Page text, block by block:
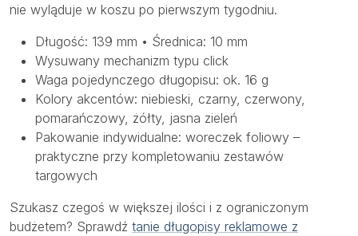
nie wyląduje w koszu po pierwszym tygodniu.
Długość: 139 mm • Średnica: 10 mm
Wysuwany mechanizm typu click
Waga pojedynczego długopisu: ok. 16 g
Kolory akcentów: niebieski, czarny, czerwony,
pomarańczowy, żółty, jasna zieleń
Pakowanie indywidualne: woreczek foliowy –
praktyczne przy kompletowaniu zestawów
targowych
Szukasz czegoś w większej ilości i z ograniczonym
budżetem? Sprawdź tanie długopisy reklamowe z